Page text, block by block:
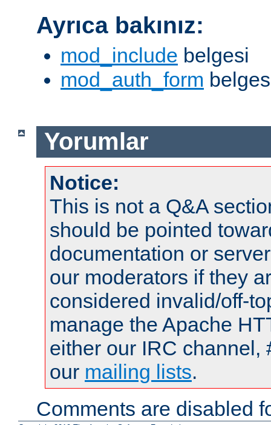
Ayrıca bakınız:
mod_include belgesi
mod_auth_form
Yorumlar
Notice:
This is not a Q&A
should be pointed
documentation or
our moderators if they
considered invalid/off-
manage the Apache
either our IRC channel,
our mailing lists.
Comments are disabled